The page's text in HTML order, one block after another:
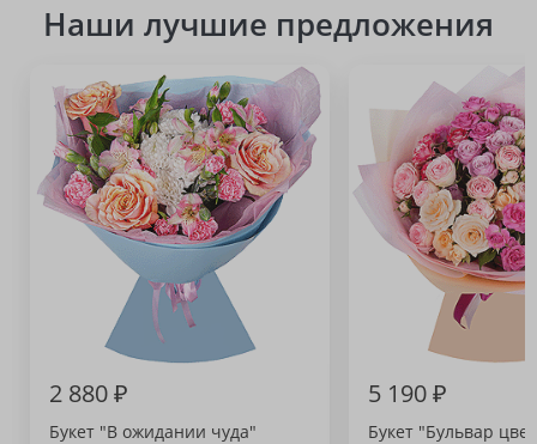
Наши лучшие предложения
2 880 ₽
Букет "В ожидании чуда"
5 190 ₽
Букет "Бульвар